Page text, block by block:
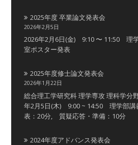
2025年度 卒業論文発表会
2026年2月5日
2026年2月6日(金) 9:10 〜 11:50 理
室ポスター発表
2025年度修士論文発表会
2026年1月22日
総合理工学研究科 理学専攻 理科学分
年2月5日(木) 9:00 ~ 14:50 理学部講
表：20分, 質疑応答・準備：10分
2024年度アドバンス発表会